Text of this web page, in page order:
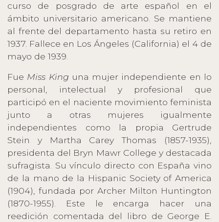
curso de posgrado de arte español en el
ámbito universitario americano. Se mantiene
al frente del departamento hasta su retiro en
1937. Fallece en Los Ángeles (California) el 4 de
mayo de 1939.
Fue Miss King una mujer independiente en lo
personal, intelectual y profesional que
participó en el naciente movimiento feminista
junto a otras mujeres igualmente
independientes como la propia Gertrude
Stein y Martha Carey Thomas (1857-1935),
presidenta del Bryn Mawr College y destacada
sufragista. Su vínculo directo con España vino
de la mano de la Hispanic Society of America
(1904), fundada por Archer Milton Huntington
(1870-1955). Este le encarga hacer una
reedición comentada del libro de George E.